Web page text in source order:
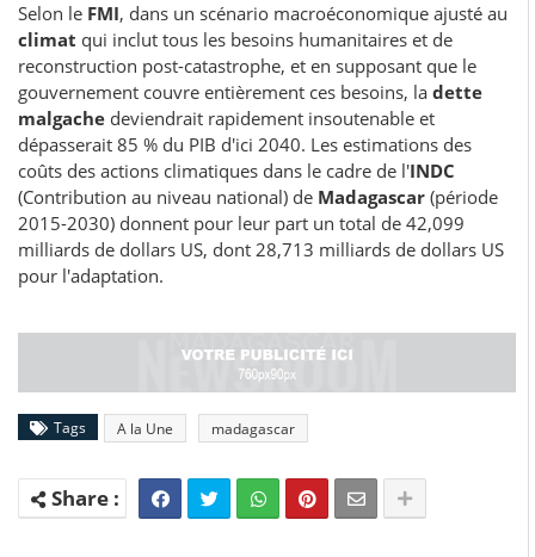
Selon le FMI, dans un scénario macroéconomique ajusté au
climat qui inclut tous les besoins humanitaires et de
reconstruction post-catastrophe, et en supposant que le
gouvernement couvre entièrement ces besoins, la dette
malgache deviendrait rapidement insoutenable et
dépasserait 85 % du PIB d'ici 2040. Les estimations des
coûts des actions climatiques dans le cadre de l'INDC
(Contribution au niveau national) de Madagascar (période
2015-2030) donnent pour leur part un total de 42,099
milliards de dollars US, dont 28,713 milliards de dollars US
pour l'adaptation.
Tags A la Une madagascar